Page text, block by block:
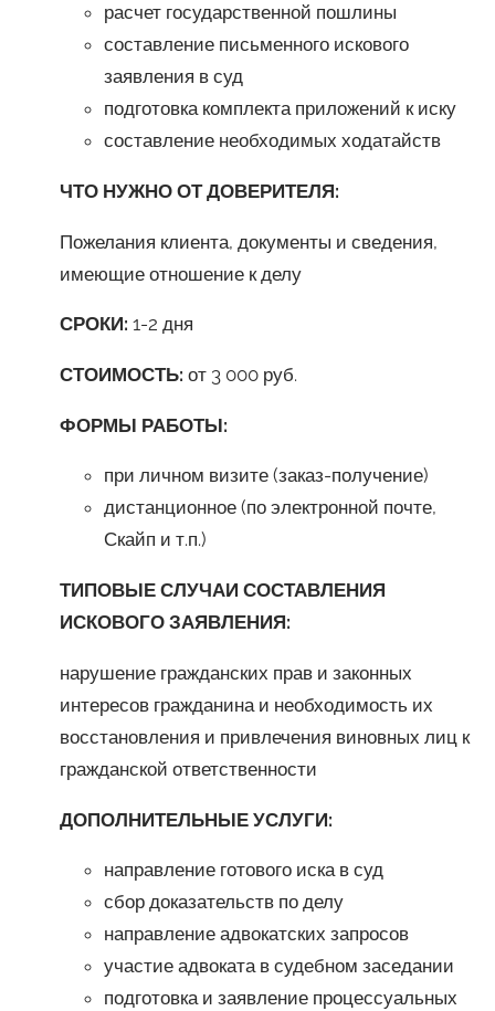
расчет государственной пошлины
составление письменного искового
заявления в суд
подготовка комплекта приложений к иску
составление необходимых ходатайств
ЧТО НУЖНО ОТ ДОВЕРИТЕЛЯ:
Пожелания клиента, документы и сведения,
имеющие отношение к делу
СРОКИ: 1-2 дня
СТОИМОСТЬ: от 3 000 руб.
ФОРМЫ РАБОТЫ:
при личном визите (заказ-получение)
дистанционное (по электронной почте,
Скайп и т.п.)
ТИПОВЫЕ СЛУЧАИ СОСТАВЛЕНИЯ
ИСКОВОГО ЗАЯВЛЕНИЯ:
нарушение гражданских прав и законных
интересов гражданина и необходимость их
восстановления и привлечения виновных лиц к
гражданской ответственности
ДОПОЛНИТЕЛЬНЫЕ УСЛУГИ:
направление готового иска в суд
сбор доказательств по делу
направление адвокатских запросов
участие адвоката в судебном заседании
подготовка и заявление процессуальных